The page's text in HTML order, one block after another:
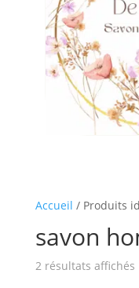
Accueil / Produits
savon
2 résultats affichés